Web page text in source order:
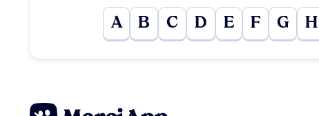
A B C D E F G H